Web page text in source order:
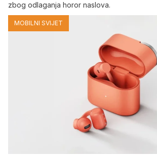
zbog odlaganja horor naslova.
MOBILNI SVIJET